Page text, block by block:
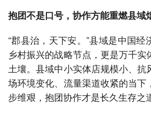
抱团不是口号，协作方能重燃县域
“郡县治，天下安。”县域是中国经
乡村振兴的战略节点，更是万千实
土壤。县域中小实体店规模小、抗
场环境变化、流量渠道收紧的当下
步维艰，抱团协作才是长久生存之